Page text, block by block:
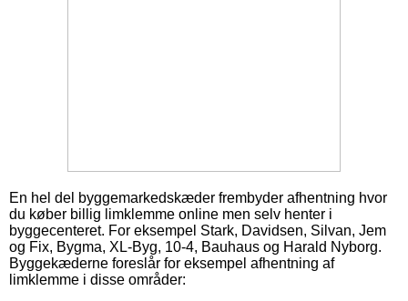
En hel del byggemarkedskæder frembyder afhentning hvor
du køber billig limklemme online men selv henter i
byggecenteret. For eksempel Stark, Davidsen, Silvan, Jem
og Fix, Bygma, XL-Byg, 10-4, Bauhaus og Harald Nyborg.
Byggekæderne foreslår for eksempel afhentning af
limklemme i disse områder: